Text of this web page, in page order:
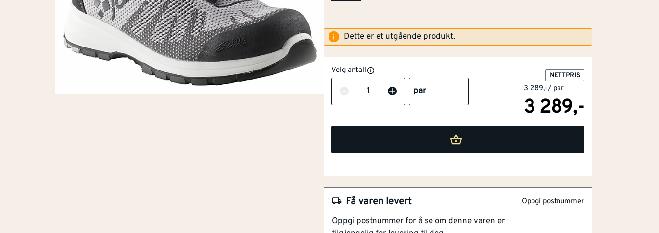
Dette er et utgående produkt.
Velg antall
Antall par
NETTPRIS
3 289,-/ par
3 289,-
Få varen levert Oppgi postnummer
Oppgi postnummer for å se om denne varen er
Artikkelnummer 101393242
Antistatiske Egenskaper
Vattert Krage Med Memory Skum